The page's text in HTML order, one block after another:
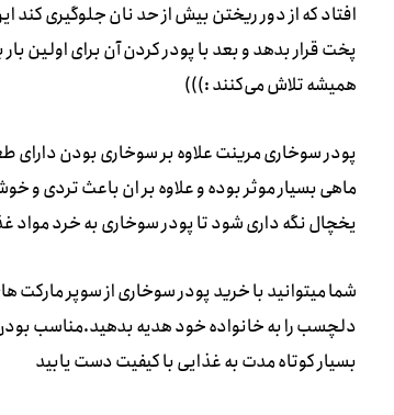
افتاد که از دور ریختن بیش از حد نان جلوگیری کند
پخت قرار بدهد و بعد با پودر کردن آن برای اولین
همیشه تلاش می‌کنند :)))
پودر سوخاری مرینت علاوه بر سوخاری بودن
ماهی بسیار موثر بوده و علاوه بر ان باعث تردی و
یخچال نگه داری شود تا پودر سوخاری به خرد مواد
شما میتوانید با خرید پودر سوخاری از سوپر
دلچسب را به خانواده خود هدیه بدهید.مناسب
بسیار کوتاه مدت به غذایی با کیفیت دست یابید